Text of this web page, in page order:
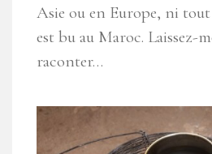
Asie ou en Europe, ni
est bu au Maroc. Laissez-
raconter…